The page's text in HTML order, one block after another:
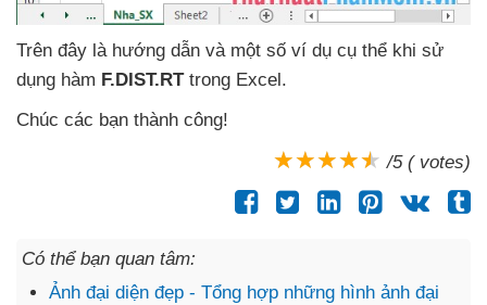
Trên đây là hướng dẫn và một số ví dụ cụ thể khi sử
dụng hàm F.DIST.RT trong Excel.
Chúc các bạn thành công!
/5 ( votes)
Có thể bạn quan tâm:
Ảnh đại diện đẹp - Tổng hợp những hình ảnh đại